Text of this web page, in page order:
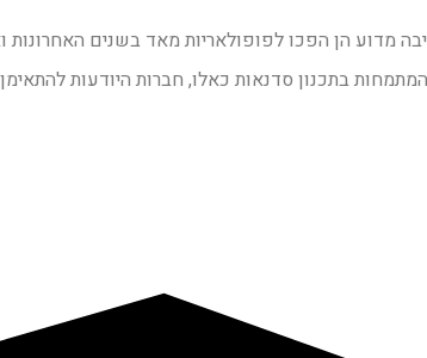
מדוע הן הפכו לפופולאריות מאד בשנים
בתכנון סדנאות כאלו, חברות היודעות